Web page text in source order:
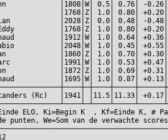
Sven             │1808│W│ 0.5│ 0.76│ -
│1768│Z│ 1.0│ 0.80│
Jolan            │2028│Z│ 0.0│
Eddy           │1768│Z│ 1.0│ 0.80│
Renaud           │1912│W│ 1.0│
Fabio           │2048│W│ 1.0│ 0.45│
Jan             │1860│Z│ 1.0│ 0.70│
Marc            │1991│W│ 1.0│ 0.53│
│1872│Z│ 1.0│ 0.69│
│1695│W│ 1.0│ 0.87│
(Rc)   │1941│
Rf=Einde ELO, Ki=Begin K  ,
punten, We=Som van